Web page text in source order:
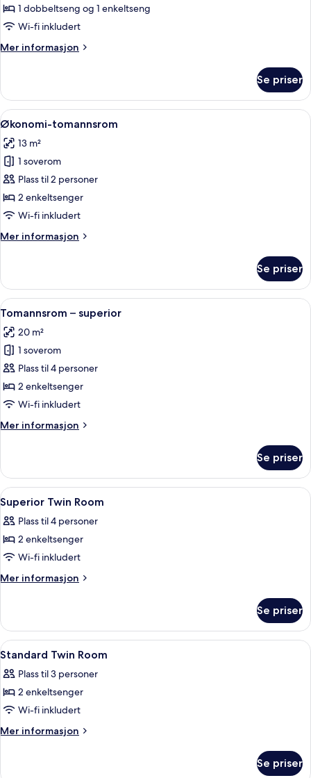
1 dobbeltseng og 1 enkeltseng
Wi-fi inkludert
Mer informasjon
Mer
Se priser
Åpne
alle
bildene
av
Økonomi-
tomannsrom
Blendingsgardiner, wi-fi (inkludert)
5
Økonomi-tomannsrom
13 m²
1 soverom
Plass til 2 personer
2 enkeltsenger
Wi-fi inkludert
Mer informasjon
Mer
tomannsrom
Se priser
Åpne
alle
bildene
av
Tomannsrom
–
superior
Tomannsrom – superior |
5
Tomannsrom – superior
20 m²
1 soverom
Plass til 4 personer
2 enkeltsenger
Wi-fi inkludert
Mer informasjon
Mer
–
superior
Se priser
Åpne
alle
bildene
av
Superior
Twin
Blendingsgardiner, wi-fi (inkludert)
5
Superior Twin Room
Plass til 4 personer
2 enkeltsenger
Wi-fi inkludert
Mer informasjon
Mer
Twin
Room
Se priser
Åpne
alle
bildene
av
Standard
Twin
Blendingsgardiner, wi-fi (inkludert)
5
Standard Twin Room
Plass til 3 personer
2 enkeltsenger
Wi-fi inkludert
Mer informasjon
Mer
Se priser